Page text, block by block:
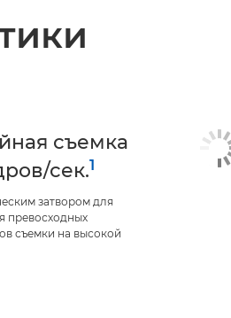
съемка
сек.1
затвором для
превосходных
съемки на высокой